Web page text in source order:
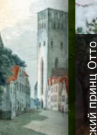
Датский